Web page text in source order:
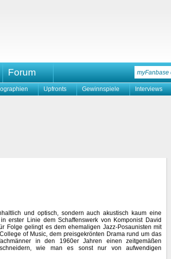
Forum
Upfronts Gewinnspiele Interviews
und optisch, sondern auch akustisch kaum eine
erster Linie dem Schaffenswerk von Komponist David
Folge gelingt es dem ehemaligen Jazz-Posaunisten mit
of Music, dem preisgekrönten Drama rund um das
in den 1960er Jahren einen zeitgemäßen
wie man es sonst nur von aufwendigen